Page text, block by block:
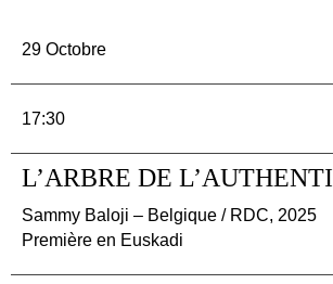
29 Octobre
17:30
L’ARBRE DE
Sammy Baloji – Belgique / RDC, 2025
Première en Euskadi